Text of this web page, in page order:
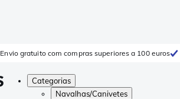
Envio gratuito com compras superiores a 100 euros
Categorias
Navalhas/Canivetes